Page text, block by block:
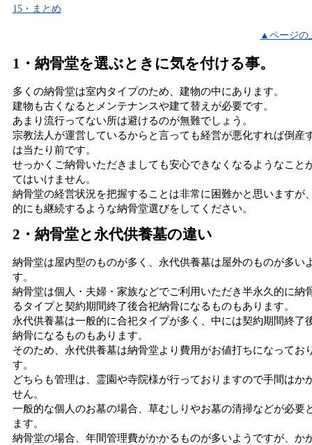
15・まとめ
▲ページの
1・納骨堂を選ぶときに気を付ける事。
多くの納骨堂は室内タイプのため、建物の中にあります。
建物も古くなるとメンテナンスや建て替えが必要です。
あまり流行ってない所は避けるのが無難でしょう。
宗教法人が運営しているからと言っても経営が悪化すれば倒産
は当たり前です。
せっかくご納骨いただきましても安心できなくなるようなこと
てはいけません。
納骨堂の経営状況を把握することは非常に困難かと思いますが
的にも継続するような納骨堂選びをしてください。
2・納骨堂と永代供養墓の違い
納骨堂は屋内型のものが多く、永代供養墓は屋外のものが多い
す。
納骨堂は個人・夫婦・家族などでご利用いただき半永久的に納
るタイプと契約期間終了後合祀納骨になるものもあります。
永代供養墓は一般的に合祀タイプが多く、中には契約期間終了
納骨になるものもあります。
そのため、永代供養墓は納骨堂より費用がお値打ちになってお
す。
どちらも管理は、霊園や寺院様が行っておりますので手間はか
せん。
一般的な個人のお墓の場合、草むしりやお墓の清掃などが必要
ます。
納骨堂の場合、年間管理費がかかるものが多いようですが、か